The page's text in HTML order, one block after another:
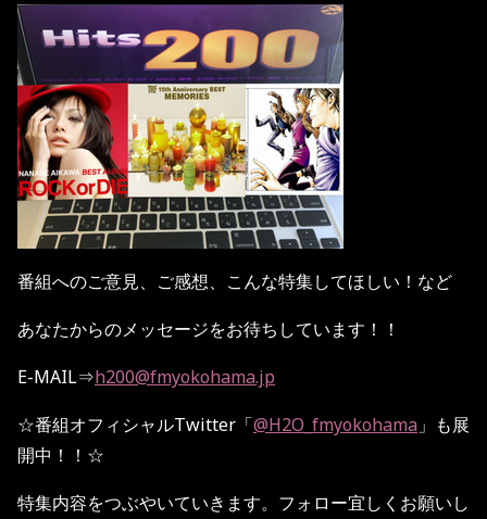
番組へのご意見、ご感想、こんな特集してほしい！など
あなたからのメッセージをお待ちしています！！
E-MAIL⇒h200@fmyokohama.jp
☆番組オフィシャルTwitter 「@H2O_fmyokohama 」も展
開中！！ ☆
特集内容をつぶやいていきます。フォロー宜しくお願いし